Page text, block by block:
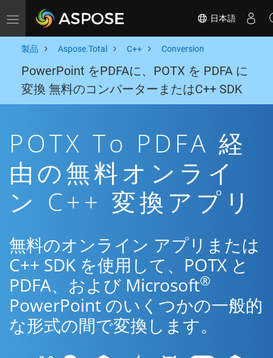
Toggle navigation 日本語
製品 Aspose.Total C++ Conversion
PowerPoint をPDFAに、POTX を PDFA に
変換 無料のコンバーターまたはC++ SDK
POTX To PDFA 経
由の無料オンライ
ン C++ 変換アプリ
無料のオンライン アプリまたは
C++ SDK を使用して、POTX と
PDFA、および Microsoft®
PowerPoint のいくつかの一般的
な形式の間で変換します。